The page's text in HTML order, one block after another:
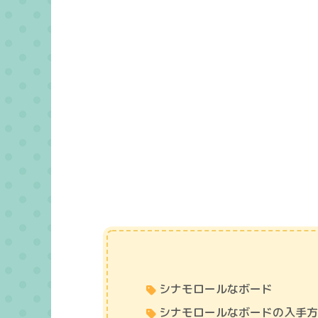
シナモロールなボード
シナモロールなボードの入手